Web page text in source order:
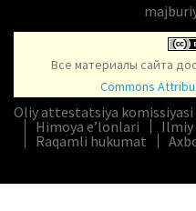
Все материалы сайта
Commons
Oliy attestatsiya komissiyasi
Himoya e’lonlari
Ilmiy
Raqamli hukumat